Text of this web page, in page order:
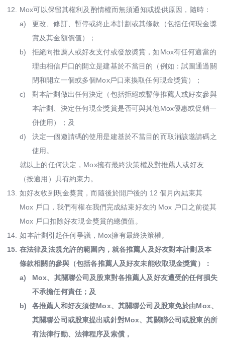
12.
Mox可以保留其權利及酌情權而無須通知或提供原因，隨時：
a)
更改、修訂、暫停或終止本計劃或其條款（包括任何現金獎
賞及其金額價值）；
b)
拒絕向推薦人或好友支付或發放奬賞，如Mox有任何適當的
理由相信戶口的開立是建基於不當目的（例如：試圖通過關
閉和開立一個或多個Mox戶口來換取任何現金獎賞）；
c)
對本計劃做出任何決定（包括拒絕或暫停推薦人或好友參與
本計劃、決定任何現金獎賞是否可與其他Mox優惠或促銷一
併使用）；及
d)
決定一個邀請碼的使用是建基於不當目的而取消該邀請碼之
使用。
就以上的任何決定，Mox擁有最終決策權及對推薦人或好友
（按適用）具有約束力。
13.
如好友收到現金獎賞，而隨後於開戶後的 12 個月內結束其
Mox 戶口，我們有權在我們完成結束好友的 Mox 戶口之前從其
Mox 戶口扣除好友現金獎賞的總價值。
14. 如本計劃引起任何爭議，Mox擁有最終決策權。
15. 在法律及法規允許的範圍內，就各推薦人及好友對本計劃及本
條款相關的參與（包括各推薦人及好友未能收取現金獎賞）：
a)
Mox、其關聯公司及股東對各推薦人及好友遭受的任何損失
不承擔任何責任；及
b)
各推薦人和好友須使Mox、其關聯公司及股東免於由Mox、
其關聯公司或股東提出或針對Mox、其關聯公司或股東的所
有法律行動、法律程序及索償，